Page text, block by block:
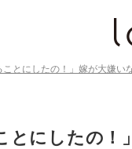
ことにしたの！」嫁が大嫌
とにしたの！